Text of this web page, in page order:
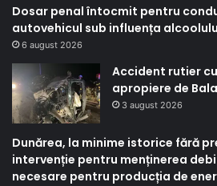
Dosar penal întocmit pentru
autovehicul sub influența
6 august 2026
Accident rutier
apropiere de
3 august 2026
Dunărea, la minime istorice fără
intervenție pentru menținerea
necesare pentru producția de